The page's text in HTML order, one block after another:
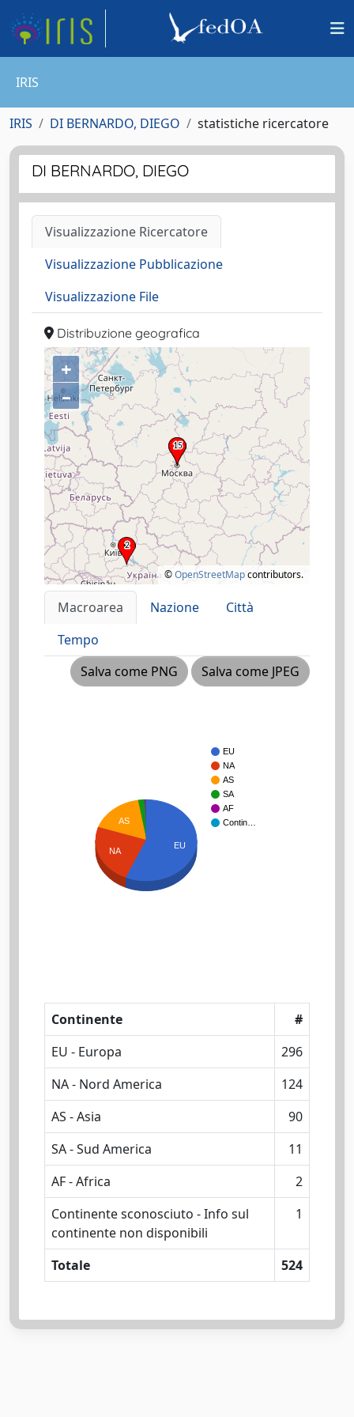
IRIS
IRIS DI BERNARDO, DIEGO statistiche ricercatore
DI BERNARDO, DIEGO
Visualizzazione Ricercatore
Visualizzazione Pubblicazione
Visualizzazione File
Distribuzione geografica
+
–
©OpenStreetMapcontributors.
Macroarea Nazione
Città
Tempo
Salva come PNG
Salva come JPEG
EU
NA
AS
SA
AF
Contin…
AS
NA
EU
Continente
#
EU - Europa
296
NA - Nord America
124
AS - Asia
90
SA - Sud America
11
AF - Africa
2
Continente sconosciuto - Info sul
continente non disponibili
1
Totale 524